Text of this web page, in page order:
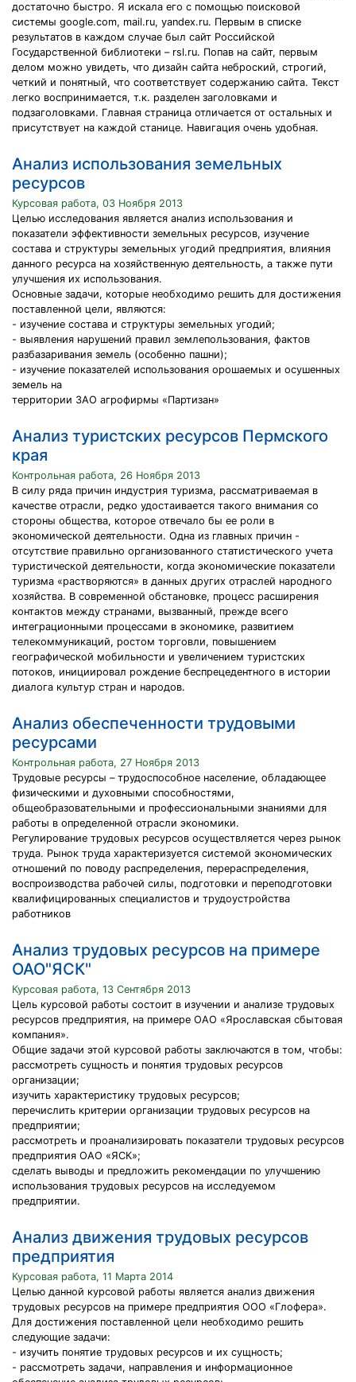
достаточно быстро. Я искала его с помощью поисковой
системы google.com, mail.ru, yandex.ru. Первым в списке
результатов в каждом случае был сайт Российской
Государственной библиотеки – rsl.ru. Попав на сайт, первым
делом можно увидеть, что дизайн сайта неброский, строгий,
четкий и понятный, что соответствует содержанию сайта. Текст
легко воспринимается, т.к. разделен заголовками и
подзаголовками. Главная страница отличается от остальных и
присутствует на каждой станице. Навигация очень удобная.
Анализ использования земельных
ресурсов
Курсовая работа, 03 Ноября 2013
Целью исследования является анализ использования и
показатели эффективности земельных ресурсов, изучение
состава и структуры земельных угодий предприятия, влияния
данного ресурса на хозяйственную деятельность, а также пути
улучшения их использования.
Основные задачи, которые необходимо решить для достижения
поставленной цели, являются:
- изучение состава и структуры земельных угодий;
- выявления нарушений правил землепользования, фактов
разбазаривания земель (особенно пашни);
- изучение показателей использования орошаемых и осушенных
земель на
территории ЗАО агрофирмы «Партизан»
Анализ туристских ресурсов Пермского
края
Контрольная работа, 26 Ноября 2013
В силу ряда причин индустрия туризма, рассматриваемая в
качестве отрасли, редко удостаивается такого внимания со
стороны общества, которое отвечало бы ее роли в
экономической деятельности. Одна из главных причин -
отсутствие правильно организованного статистического учета
туристической деятельности, когда экономические показатели
туризма «растворяются» в данных других отраслей народного
хозяйства. В современной обстановке, процесс расширения
контактов между странами, вызванный, прежде всего
интеграционными процессами в экономике, развитием
телекоммуникаций, ростом торговли, повышением
географической мобильности и увеличением туристских
потоков, инициировал рождение беспрецедентного в истории
диалога культур стран и народов.
Анализ обеспеченности трудовыми
ресурсами
Контрольная работа, 27 Ноября 2013
Трудовые ресурсы – трудоспособное население, обладающее
физическими и духовными способностями,
общеобразовательными и профессиональными знаниями для
работы в определенной отрасли экономики.
Регулирование трудовых ресурсов осуществляется через рынок
труда. Рынок труда характеризуется системой экономических
отношений по поводу распределения, перераспределения,
воспроизводства рабочей силы, подготовки и переподготовки
квалифицированных специалистов и трудоустройства
работников
Анализ трудовых ресурсов на примере
ОАО"ЯСК"
Курсовая работа, 13 Сентября 2013
Цель курсовой работы состоит в изучении и анализе трудовых
ресурсов предприятия, на примере ОАО «Ярославская сбытовая
компания».
Общие задачи этой курсовой работы заключаются в том, чтобы:
рассмотреть сущность и понятия трудовых ресурсов
организации;
изучить характеристику трудовых ресурсов;
перечислить критерии организации трудовых ресурсов на
предприятии;
рассмотреть и проанализировать показатели трудовых ресурсов
предприятия ОАО «ЯСК»;
сделать выводы и предложить рекомендации по улучшению
использования трудовых ресурсов на исследуемом
предприятии.
Анализ движения трудовых ресурсов
предприятия
Курсовая работа, 11 Марта 2014
Целью данной курсовой работы является анализ движения
трудовых ресурсов на примере предприятия ООО «Глофера».
Для достижения поставленной цели необходимо решить
следующие задачи:
- изучить понятие трудовых ресурсов и их сущность;
- рассмотреть задачи, направления и информационное